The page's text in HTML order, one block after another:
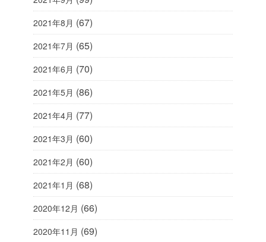
2021年8月 (67)
2021年7月 (65)
2021年6月 (70)
2021年5月 (86)
2021年4月 (77)
2021年3月 (60)
2021年2月 (60)
2021年1月 (68)
2020年12月 (66)
2020年11月 (69)